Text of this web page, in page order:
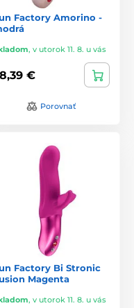
Factory Amorino -
, v utorok 11. 8. u vás
€
Porovnať
Factory Bi Stronic
Magenta
, v utorok 11. 8. u vás